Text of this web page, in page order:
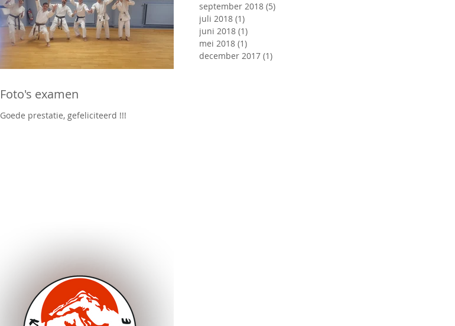
Foto's examen
Goede prestatie, gefeliciteerd !!!
september 2018 (5)
juli 2018 (1)
juni 2018 (1)
mei 2018 (1)
december 2017 (1)